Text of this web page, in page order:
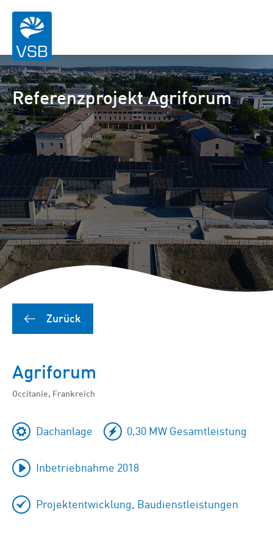
Referenzprojekt Agriforum
Zurück
Agriforum
Occitanie, Frankreich
Dachanlage 0,30 MW Gesamtleistung
Inbetriebnahme 2018
Projektentwicklung, Baudienstleistungen